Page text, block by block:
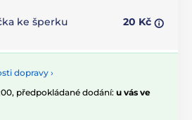
ke šperku 20 Kč
dopravy ›
předpokládané dodání: u vás ve